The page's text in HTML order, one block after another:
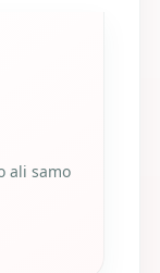
ali samo